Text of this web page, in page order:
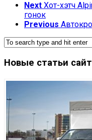
Next Хот-хэтч
гонок
Previous
Новые статьи